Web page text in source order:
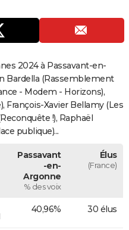
2024 à Passavant-en-
Bardella (Rassemblement
- Modem - Horizons),
François-Xavier Bellamy (Les
!), Raphaël
publique)...
Passavant
-en-
Argonne
% des voix
Élus
(France)
40,96% 30 élus